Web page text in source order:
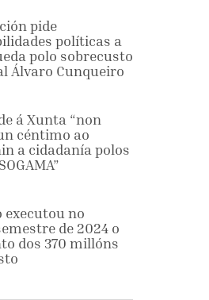
pide
políticas a
polo sobrecusto
Álvaro Cunqueiro
á Xunta “non
céntimo ao
a cidadanía polos
executou no
de 2024 o
dos 370 millóns